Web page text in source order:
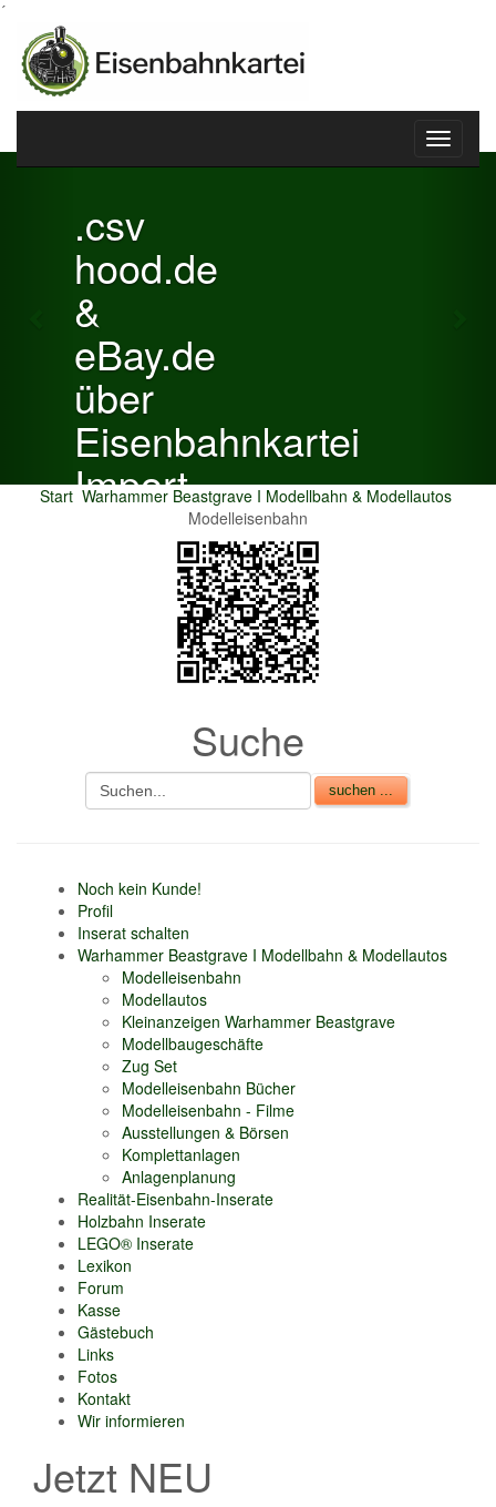
´
Toggle
.csv
hood.de
&
eBay.de
über
Eisenbahnkartei
Import
Verkaufsbetrag an
Gebühren je Inserat
CSV Import
Previous
Start Warhammer Beastgrave I Modellbahn & Modellautos
Modelleisenbahn
Suche
Noch kein Kunde!
Profil
Inserat schalten
Warhammer Beastgrave I Modellbahn & Modellautos
Modelleisenbahn
Modellautos
Kleinanzeigen Warhammer Beastgrave
Modellbaugeschäfte
Zug Set
Modelleisenbahn Bücher
Modelleisenbahn - Filme
Ausstellungen & Börsen
Komplettanlagen
Anlagenplanung
Realität-Eisenbahn-Inserate
Holzbahn Inserate
LEGO® Inserate
Lexikon
Forum
Kasse
Gästebuch
Links
Fotos
Kontakt
Wir informieren
Jetzt NEU